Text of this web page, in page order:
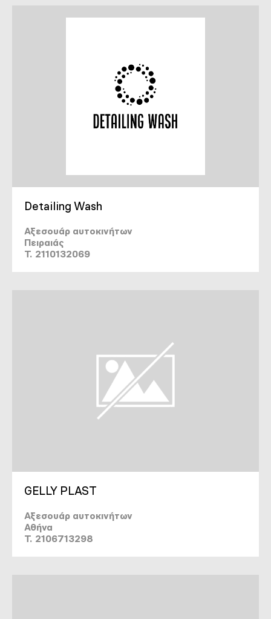
Detailing Wash
Αξεσουάρ αυτοκινήτων
Πειραιάς
T. 2110132069
GELLY PLAST
Αξεσουάρ αυτοκινήτων
Αθήνα
T. 2106713298